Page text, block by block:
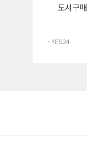
도서구매
· YES24